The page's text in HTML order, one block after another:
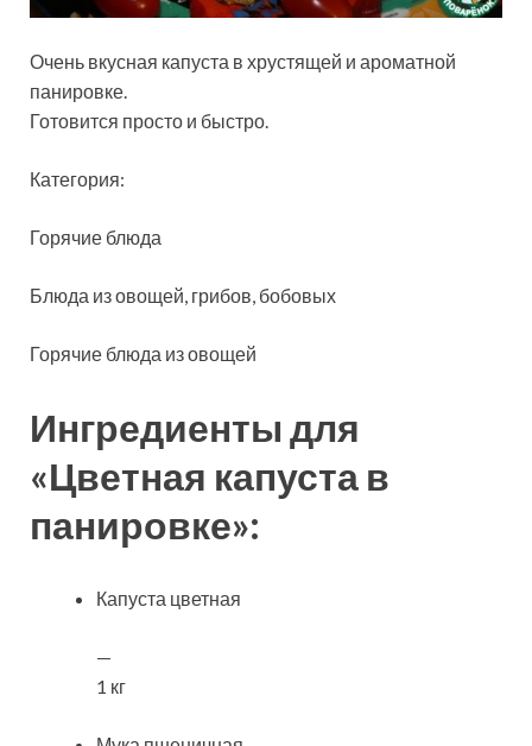
Очень вкусная капуста в хрустящей и ароматной
панировке.
Готовится просто и быстро.
Категория:
Горячие блюда
Блюда из овощей, грибов, бобовых
Горячие блюда из овощей
Ингредиенты для
«Цветная капуста в
панировке»:
Капуста цветная
—
1 кг